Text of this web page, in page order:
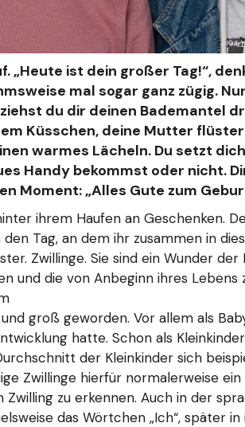
„Heute ist dein großer Tag!“,
mal sogar ganz zügig.
du dir deinen Bademantel
Küsschen, deine Mutter
warmes Lächeln. Du setzt
Handy bekommst oder nicht.
Moment: „Alles Gute zum
ihrem Haufen an Geschenken.
Tag, an dem ihr zusammen in
Zwillinge. Sie sind ein Wunder
und die von Anbeginn ihres Lebens
groß geworden. Vor allem als
hatte. Schon als
der Kleinkinder sich
Zwillinge hierfür normalerweise
Zwilling zu erkennen. Auch in der
das Wörtchen „Ich“, später